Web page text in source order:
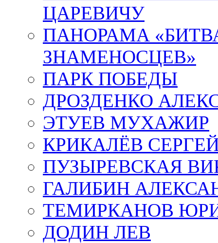
ЦАРЕВИЧУ
ПАНОРАМА
ЗНАМЕНОСЦЕВ»
ПАРК ПОБЕДЫ
ДРОЗДЕНКО
ЭТУЕВ МУХАЖИР
КРИКАЛЁВ
ПУЗЫРЕВСКАЯ
ГАЛИБИН
ТЕМИРКАНОВ
ДОДИН ЛЕВ